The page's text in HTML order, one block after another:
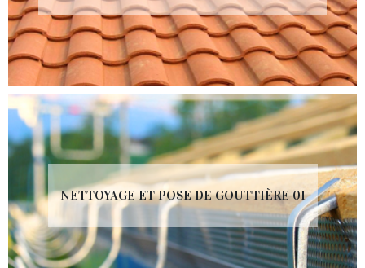
NETTOYAGE ET POSE DE GOUTTIÈRE 01